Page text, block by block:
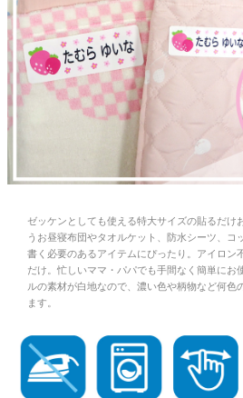
ゼッケンとしても使える特大サイズの貼るだけ
うお昼寝布団やタオルケット、防水シーツ、コ
書く必要のあるアイテムにぴったり。アイロン
だけ。忙しいママ・パパでも手間なく簡単にお
ルの素材が白地なので、濃い色や柄物など何色
ます。